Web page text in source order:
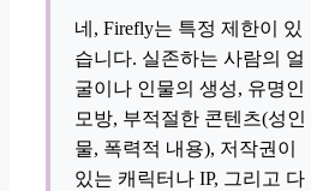
네, Firefly는 특정 제한이 있
습니다. 실존하는 사람의 얼
굴이나 인물의 생성, 유명인
모방, 부적절한 콘텐츠(성인
물, 폭력적 내용), 저작권이
있는 캐릭터나 IP, 그리고 다